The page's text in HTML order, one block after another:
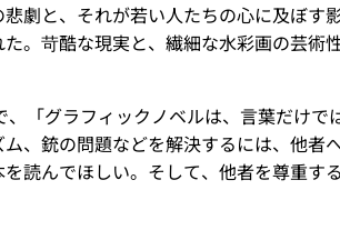
劇と、それが若い人たちの心に及ぼ
。苛酷な現実と、繊細な水彩画の芸術
「グラフィックノベルは、言葉だけで
、銃の問題などを解決するには、他
読んでほしい。そして、他者を尊重